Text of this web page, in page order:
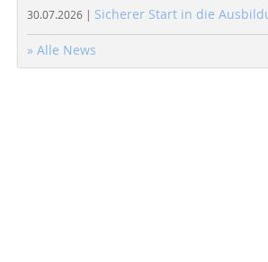
30.07.2026 | Sicherer Start in die
» Alle News